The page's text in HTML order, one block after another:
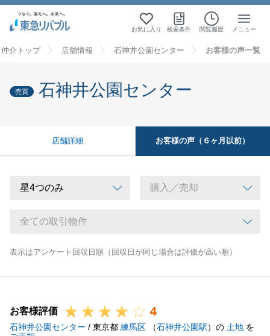
お気に入り 検索条件 閲覧履歴 メニュー
介トップ 店舗情報 石神井公園センター お客様の声一覧
売買 石神井公園センター
店舗詳細 お客様の声（６ヶ月以前）
表示はアンケート回収日順（回収日が同じ場合は評価が高い順）
お客様評価 4
石神井公園センター / 東京都 練馬区 （石神井公園駅）の 土地 を